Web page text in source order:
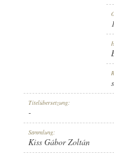
ELSŐ MAGYAR
651 [1]
Titelübersetzung:
-
Sammlung:
Kiss Gábor Zoltán